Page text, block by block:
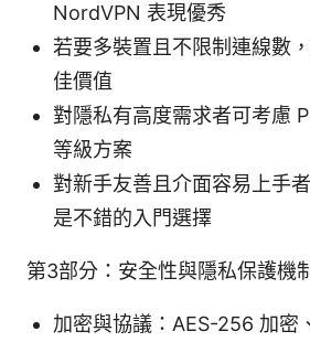
NordVPN 表現優秀
若要多裝置且不限制連線數
佳價值
對隱私有高度需求者可考慮
等級方案
對新手友善且介面容易上手
是不錯的入門選擇
第3部分：安全性與隱私保護機
加密與協議：AES-256 加密